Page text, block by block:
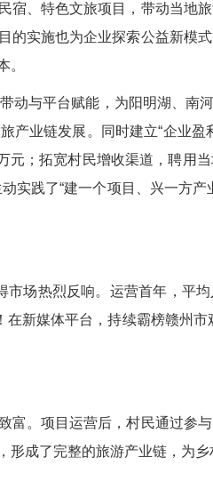
、特色文旅项目，带动当地
实施也为企业探索公益新模
。
与平台赋能，为阳明湖、南河
产业链发展。同时建立“企业
；拓宽村民增收渠道，聘用当
实践了“建一个项目、兴一方
场热烈反响。运营首年，平
新媒体平台，持续霸榜赣州市
。项目运营后，村民通过参
成了完整的旅游产业链，为乡